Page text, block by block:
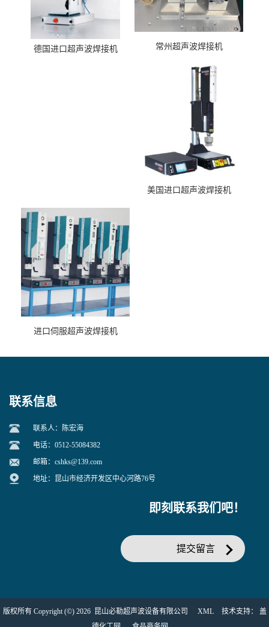
德国进口超声波焊接机 常州超声波焊接机
美国进口超声波焊接机
进口伺服超声波焊接机
联系信息
联系人：陈宏海
电话：0512-55084382
邮箱： cshks@139.com
地址：昆山市经济开发区中心河路76号
即刻联系我们吧！
提交留言
版权所有 Copyright (©) 2026 昆山必勒超声波设备有限公司 XML 技术支持： 盖